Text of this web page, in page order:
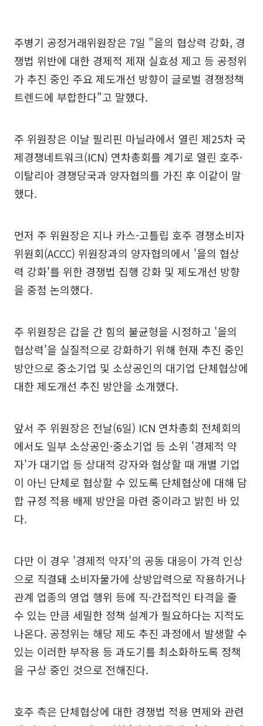
주병기 공정거래위원장은 7일 "을의 협상력 강화, 경
쟁법 위반에 대한 경제적 제재 실효성 제고 등 공정위
가 추진 중인 주요 제도개선 방향이 글로벌 경쟁정책
트렌드에 부합한다"고 말했다.
주 위원장은 이날 필리핀 마닐라에서 열린 제25차 국
제경쟁네트워크(ICN) 연차총회를 계기로 열린 호주·
이탈리아 경쟁당국과 양자협의를 가진 후 이같이 말
했다.
먼저 주 위원장은 지나 카스-고틀립 호주 경쟁소비자
위원회(ACCC) 위원장과의 양자협의에서 '을의 협상
력 강화'를 위한 경쟁법 집행 강화 및 제도개선 방향
을 중점 논의했다.
주 위원장은 갑을 간 힘의 불균형을 시정하고 '을의
협상력'을 실질적으로 강화하기 위해 현재 추진 중인
방안으로 중소기업 및 소상공인의 대기업 단체협상에
대한 제도개선 추진 방안을 소개했다.
앞서 주 위원장은 전날(6일) ICN 연차총회 전체회의
에서도 일부 소상공인·중소기업 등 소위 '경제적 약
자'가 대기업 등 상대적 강자와 협상할 때 개별 기업
이 아닌 단체로 협상할 수 있도록 단체협상에 대해 담
합 규정 적용 배제 방안을 마련 중이라고 밝힌 바 있
다.
다만 이 경우 '경제적 약자'의 공동 대응이 가격 인상
으로 직결돼 소비자물가에 상방압력으로 작용하거나
관계 업종의 영업 행위 등에 직·간접적인 타격을 줄
수 있는 만큼 세밀한 정책 설계가 필요하다는 지적도
나온다. 공정위는 해당 제도 추진 과정에서 발생할 수
있는 이러한 부작용 등 과도기를 최소화하도록 정책
을 구상 중인 것으로 전해진다.
호주 측은 단체협상에 대한 경쟁법 적용 면제와 관련